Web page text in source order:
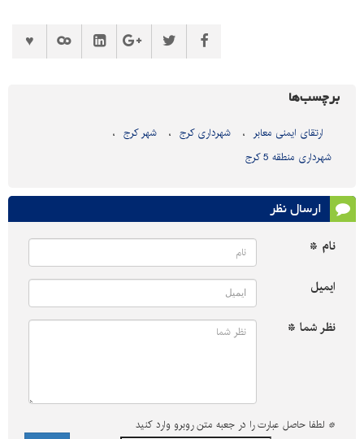
برچسب‌ها
ارتقای ایمنی معابر شهرداری کرج
شهر کرج
شهرداری منطقه 5 کرج
ارسال نظر
نام *
ایمیل
نظر شما *
* لطفا حاصل عبارت را در جعبه متن روبرو وارد کنید